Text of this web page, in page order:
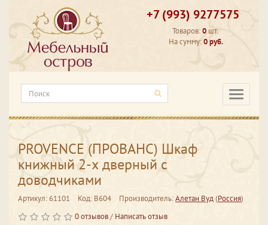
+7 (993) 9277575
Товаров:0 шт.
На сумму:0 руб.
PROVENCE (ПРОВАНС) Шкаф
книжный 2-х дверный с
доводчиками
Артикул: 61101 Код: В604 Производитель:Алетан Вуд(Россия)
0 отзывов/ Написать отзыв